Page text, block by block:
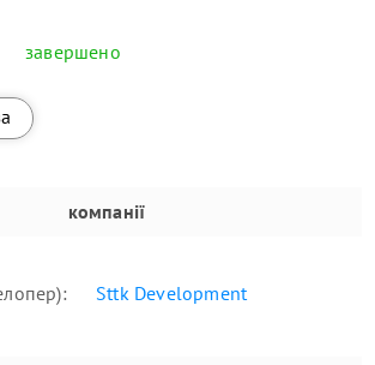
завершено
компанії
Sttk Development